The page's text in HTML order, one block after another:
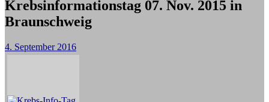
Krebsinformationstag 07. Nov. 2015 in
Braunschweig
4. September 2016